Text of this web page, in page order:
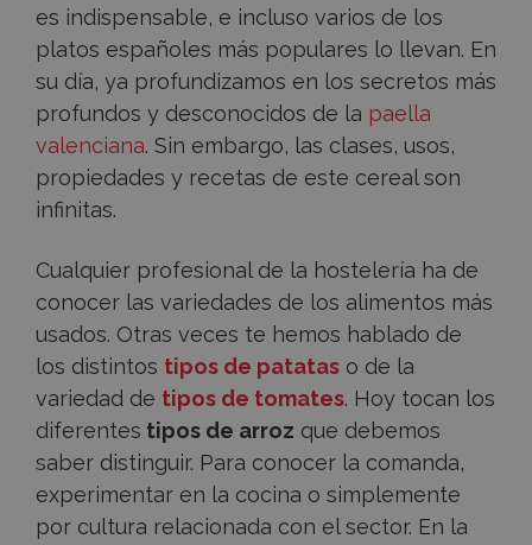
es indispensable, e incluso varios de los
platos españoles más populares lo llevan. En
su día, ya profundizamos en los secretos más
profundos y desconocidos de la paella
valenciana. Sin embargo, las clases, usos,
propiedades y recetas de este cereal son
infinitas.
Cualquier profesional de la hostelería ha de
conocer las variedades de los alimentos más
usados. Otras veces te hemos hablado de
los distintos tipos de patatas o de la
variedad de tipos de tomates. Hoy tocan los
diferentes tipos de arroz que debemos
saber distinguir. Para conocer la comanda,
experimentar en la cocina o simplemente
por cultura relacionada con el sector. En la